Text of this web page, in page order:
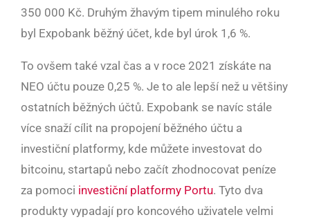
350 000 Kč. Druhým žhavým tipem minulého roku
byl Expobank běžný účet, kde byl úrok 1,6 %.
To ovšem také vzal čas a v roce 2021 získáte na
NEO účtu pouze 0,25 %. Je to ale lepší než u většiny
ostatních běžných účtů. Expobank se navíc stále
více snaží cílit na propojení běžného účtu a
investiční platformy, kde můžete investovat do
bitcoinu, startapů nebo začít zhodnocovat peníze
za pomoci investiční platformy Portu. Tyto dva
produkty vypadají pro koncového uživatele velmi